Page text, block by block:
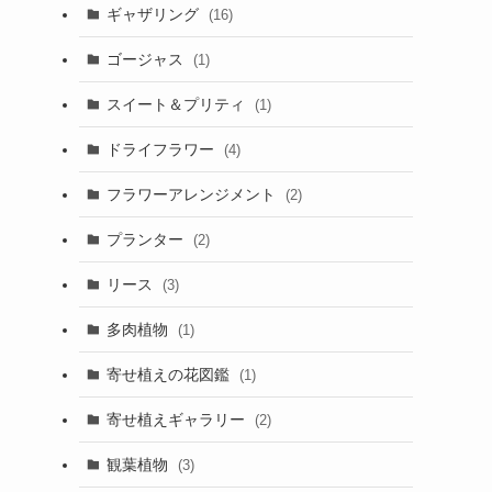
ギャザリング (16)
ゴージャス (1)
スイート＆プリティ (1)
ドライフラワー (4)
フラワーアレンジメント (2)
プランター (2)
リース (3)
多肉植物 (1)
寄せ植えの花図鑑 (1)
寄せ植えギャラリー (2)
観葉植物 (3)